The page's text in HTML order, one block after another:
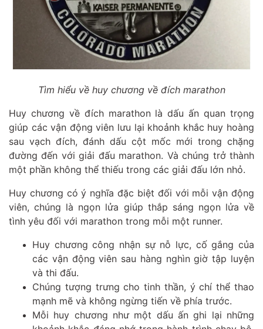
Tìm hiểu về huy chương về đích marathon
Huy chương về đích marathon là dấu ấn quan trọng
giúp các vận động viên lưu lại khoảnh khắc huy hoàng
sau vạch đích, đánh dấu cột mốc mới trong chặng
đường đến với giải đấu marathon. Và chúng trở thành
một phần không thể thiếu trong các giải đấu lớn nhỏ.
Huy chương có ý nghĩa đặc biệt đối với mỗi vận động
viên, chúng là ngọn lửa giúp thắp sáng ngọn lửa về
tình yêu đối với marathon trong mỗi một runner.
Huy chương công nhận sự nỗ lực, cố gắng của
các vận động viên sau hàng nghìn giờ tập luyện
và thi đấu.
Chúng tượng trưng cho tinh thần, ý chí thể thao
mạnh mẽ và không ngừng tiến về phía trước.
Mỗi huy chương như một dấu ấn ghi lại những